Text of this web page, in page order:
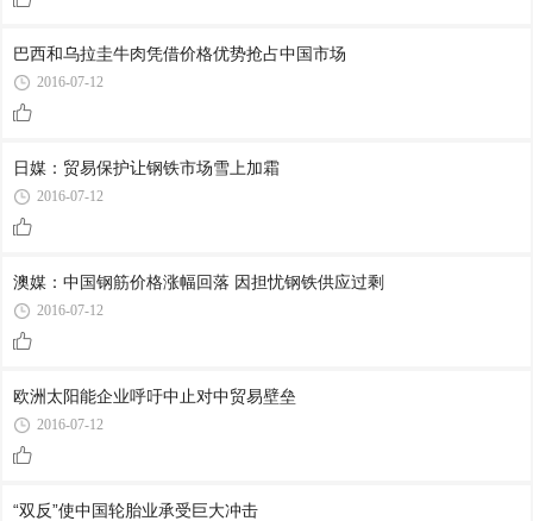
巴西和乌拉圭牛肉凭借价格优势抢占中国市场
2016-07-12
日媒：贸易保护让钢铁市场雪上加霜
2016-07-12
澳媒：中国钢筋价格涨幅回落 因担忧钢铁供应过剩
2016-07-12
欧洲太阳能企业呼吁中止对中贸易壁垒
2016-07-12
“双反”使中国轮胎业承受巨大冲击